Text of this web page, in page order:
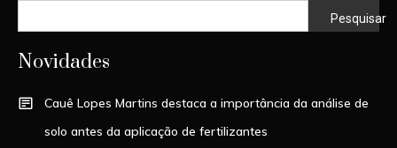
Pesquisar
Novidades
Cauê Lopes Martins destaca a importância da análise de
solo antes da aplicação de fertilizantes